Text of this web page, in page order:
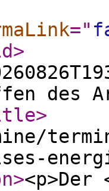
="
>
des
>
>